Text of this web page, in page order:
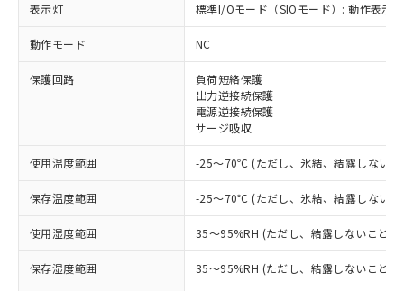
表示灯 標準I/Oモード（SIOモード）: 動作表示
動作モード NC
保護回路
負荷短絡保護
出力逆接続保護
電源逆接続保護
サージ吸収
使用温度範囲 -25～70℃ (ただし、氷結、結露しないこ
保存温度範囲 -25～70℃ (ただし、氷結、結露しないこ
使用湿度範囲 35～95%RH (ただし、結露しないこと)
保存湿度範囲 35～95%RH (ただし、結露しないこと)
ご利用条件
ご利用ください。
※1 対応状況
対応済み：EU RoHS指令（10物質）の
非含有に対応した製品が提供可能な商品で
す。
有に対応した製品に切り替える予定のある
商品です。
対応予定なし：EU RoHS指令（10物質）の
非含有に非対応の商品で、対応品を出す予